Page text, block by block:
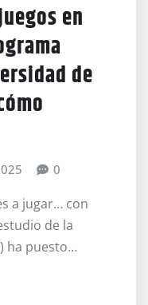
en
de
0
a jugar… con
de la
ha puesto…